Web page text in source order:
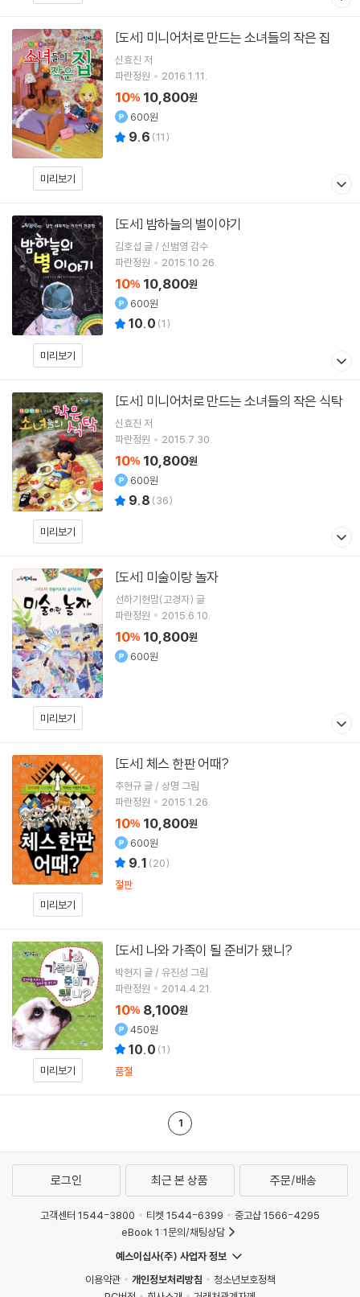
미리보기
[도서] 미니어처로 만드는 소녀들의 작은 집
신효진 저
파란정원
2016.1.11.
10% 10,800원
600원
9.6 (11)
미리보기
[도서] 밤하늘의 별이야기
김호섭 글 / 신범영 감수
파란정원
2015.10.26.
10% 10,800원
600원
10.0 (1)
미리보기
[도서] 미니어처로 만드는 소녀들의 작은 식탁
신효진 저
파란정원
2015.7.30.
10% 10,800원
600원
9.8 (36)
미리보기
[도서] 미술이랑 놀자
선하기현맘(고경자) 글
파란정원
2015.6.10.
10% 10,800원
600원
미리보기
[도서] 체스 한판 어때?
추현규 글 / 상명 그림
파란정원
2015.1.26.
10% 10,800원
600원
9.1 (20)
절판
미리보기
[도서] 나와 가족이 될 준비가 됐니?
박현지 글 / 유진성 그림
파란정원
2014.4.21.
10% 8,100원
450원
10.0 (1)
품절
1
로그인 최근 본 상품 주문/배송
고객센터 1544-3800 티켓 1544-6399
중고샵 1566-4295
eBook 1:1문의/채팅상담
예스이십사(주) 사업자 정보
이용약관
개인정보처리방침
청소년보호정책